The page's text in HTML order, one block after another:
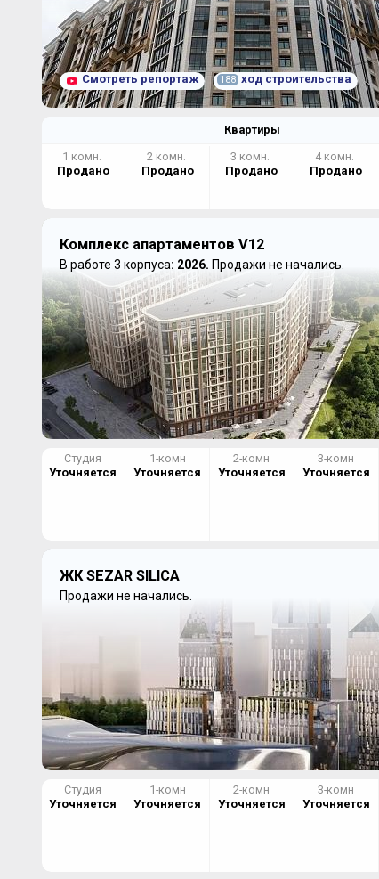
Смотреть репортаж 188 ход строительства
Квартиры
1 комн.
Продано
2 комн.
Продано
3 комн.
Продано
4 комн.
Продано
Комплекс апартаментов V12
В работе 3 корпуса: 2026. Продажи не начались.
Студия
Уточняется
1-комн
Уточняется
2-комн
Уточняется
3-комн
Уточняется
ЖК SEZAR SILICA
Продажи не начались.
Студия
Уточняется
1-комн
Уточняется
2-комн
Уточняется
3-комн
Уточняется